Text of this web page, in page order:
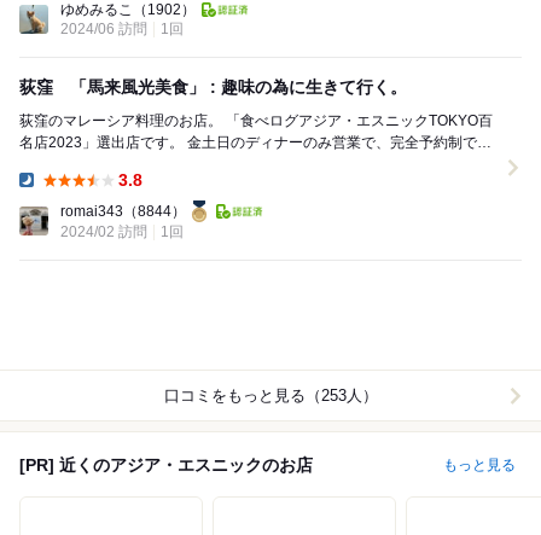
ゆめみるこ
（1902）
2024/06 訪問
1回
荻窪 「馬来風光美食」 : 趣味の為に生きて行く。
荻窪のマレーシア料理のお店。 「食べログアジア・エスニックTOKYO百
名店2023」選出店です。 金土日のディナーのみ営業で、完全予約制で
3.8
romai343 （8844）
2024/02 訪問
1回
口コミをもっと見る（253人）
[PR] 近くのアジア・エスニックのお店 もっと見る